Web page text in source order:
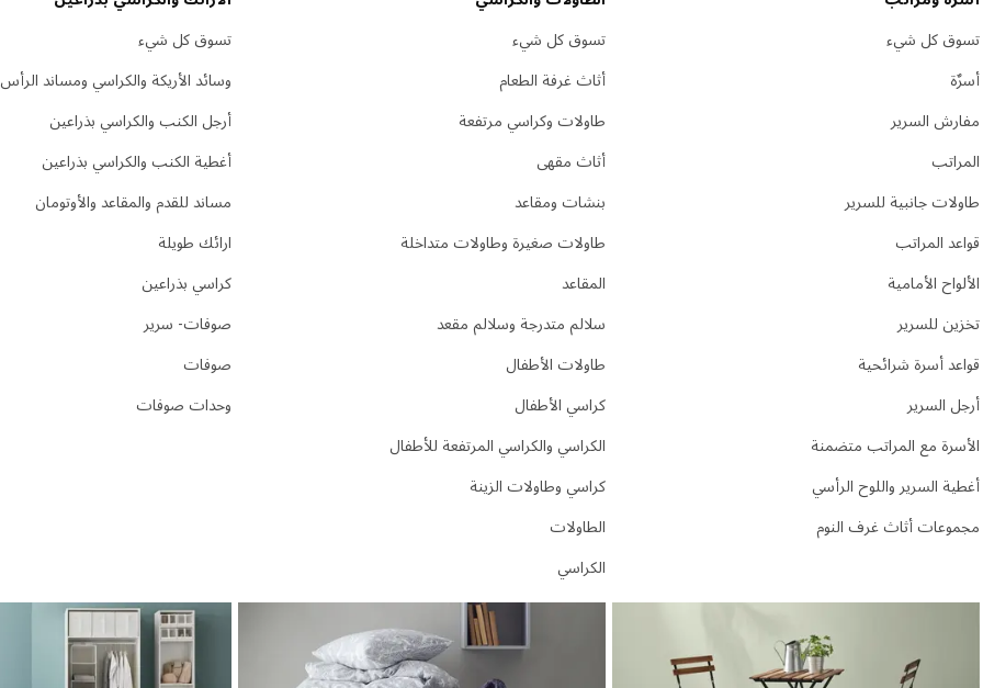
تسوق كل شيء
أسرٌة
مفارش السرير
المراتب
طاولات جانبية للسرير
قواعد المراتب
الألواح الأمامية
تخزين للسرير
قواعد أسرة شرائحية
أرجل السرير
الأسرة مع المراتب متضمنة
أغطية السرير واللوح الرأسي
مجموعات أثاث غرف النوم
تسوق كل شيء
أثاث غرفة الطعام
طاولات وكراسي مرتفعة
أثاث مقهى
بنشات ومقاعد
طاولات صغيرة وطاولات متداخلة
المقاعد
سلالم متدرجة وسلالم مقعد
طاولات الأطفال
كراسي الأطفال
الكراسي والكراسي المرتفعة للأطفال
كراسي وطاولات الزينة
الطاولات
الكراسي
تسوق كل شيء
وسائد الأريكة والكراسي ومساند الرأس
أرجل الكنب والكراسي بذراعين
أغطية الكنب والكراسي بذراعين
مساند للقدم والمقاعد والأوتومان
ارائك طويلة
كراسي بذراعين
صوفات- سرير
صوفات
وحدات صوفات